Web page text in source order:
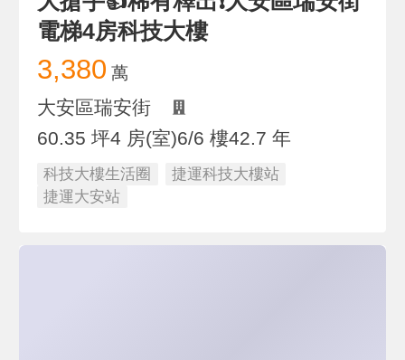
電梯4房科技大樓
3,380 萬
大安區瑞安街
60.35 坪4 房(室)6/6 樓42.7 年
科技大樓生活圈
捷運科技大樓站
捷運大安站